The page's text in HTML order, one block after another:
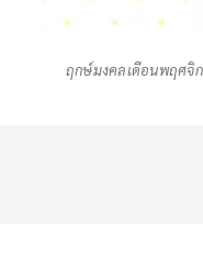
ฤกษ์มงคลเดือนพฤศจิ